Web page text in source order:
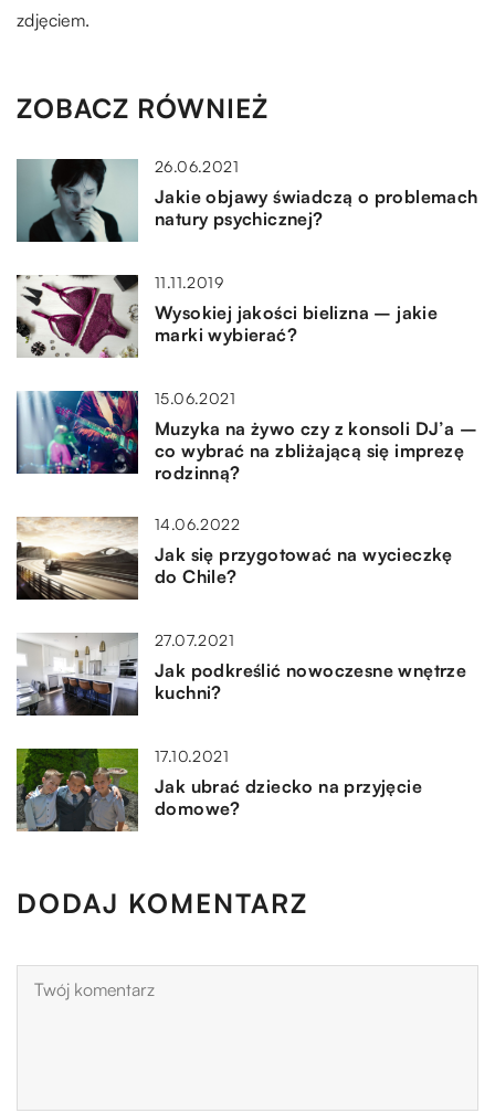
zdjęciem.
ZOBACZ RÓWNIEŻ
26.06.2021
Jakie objawy świadczą o problemach
natury psychicznej?
11.11.2019
Wysokiej jakości bielizna – jakie
marki wybierać?
15.06.2021
Muzyka na żywo czy z konsoli DJ’a –
co wybrać na zbliżającą się imprezę
rodzinną?
14.06.2022
Jak się przygotować na wycieczkę
do Chile?
27.07.2021
Jak podkreślić nowoczesne wnętrze
kuchni?
17.10.2021
Jak ubrać dziecko na przyjęcie
domowe?
DODAJ KOMENTARZ